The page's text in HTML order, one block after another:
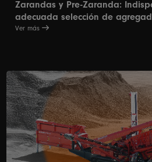
Zarandas y Pre-Zaranda:
adecuada selección de
Ver más